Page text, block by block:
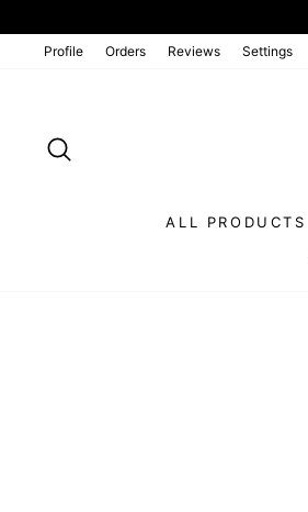
to
Profile Orders Reviews Settings
ALL PRODUCTS